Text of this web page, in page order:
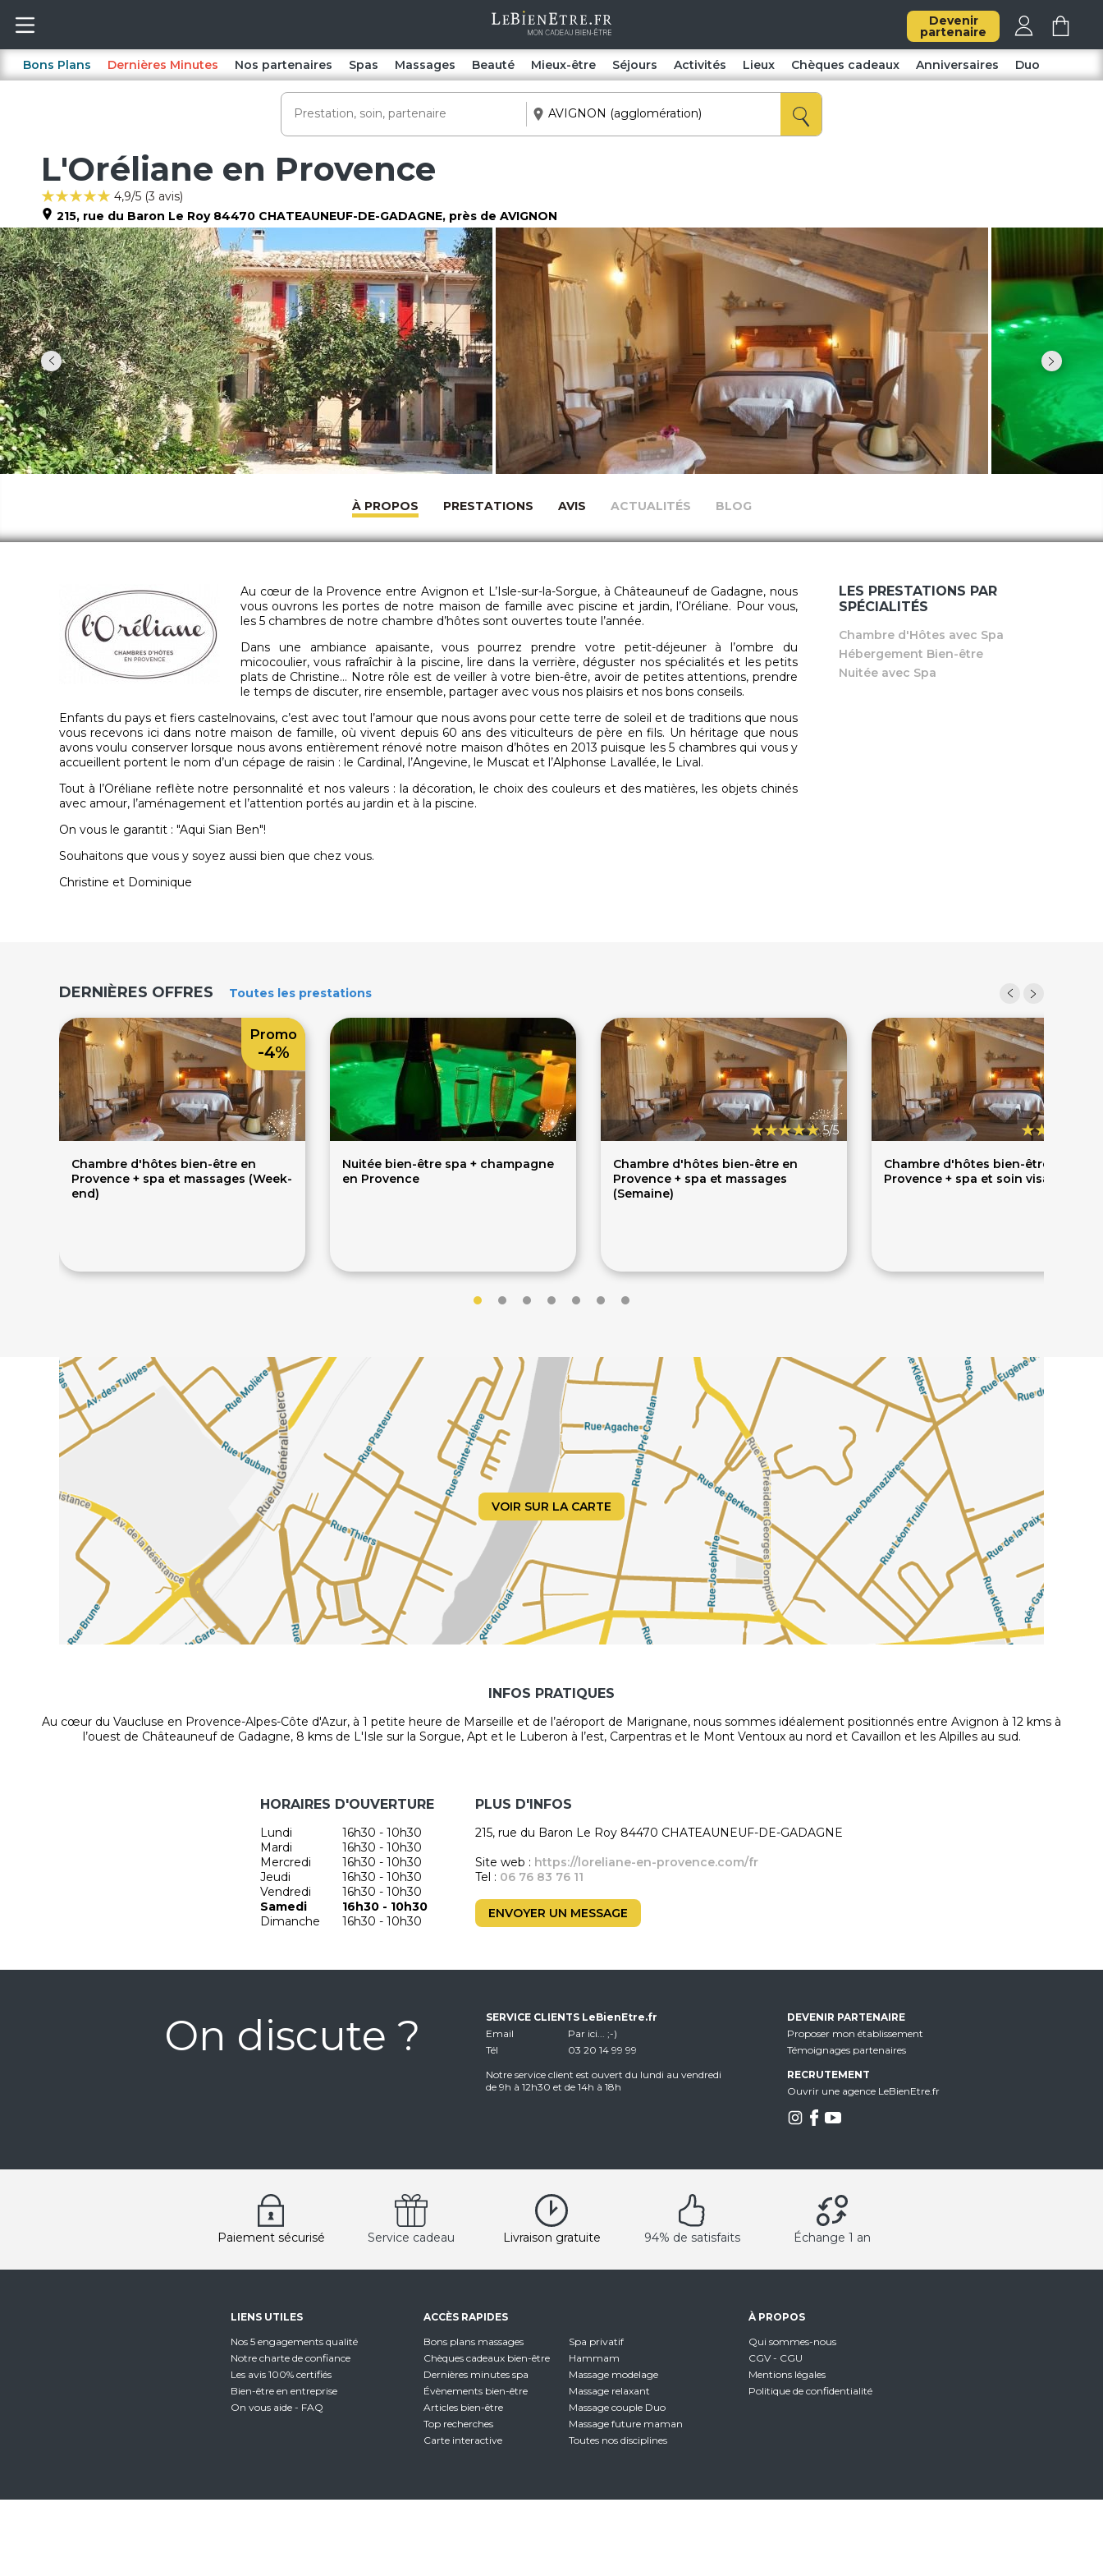
Devenir
partenaire
Bons Plans Dernières Minutes Nos partenaires Spas Massages Beauté Mieux-être Séjours Activités Lieux Chèques cadeaux Anniversaires Duo
L'Oréliane en Provence
4,9/5 (3 avis)
215, rue du Baron Le Roy 84470 CHATEAUNEUF-DE-GADAGNE, près de AVIGNON
À PROPOS PRESTATIONS AVIS ACTUALITÉS BLOG
Au cœur de la Provence entre Avignon et L’Isle-sur-la-Sorgue, à Châteauneuf de Gadagne, nous
vous ouvrons les portes de notre maison de famille avec piscine et jardin, l’Oréliane. Pour vous,
les 5 chambres de notre chambre d’hôtes sont ouvertes toute l’année.
Dans une ambiance apaisante, vous pourrez prendre votre petit-déjeuner à l’ombre du
micocoulier, vous rafraîchir à la piscine, lire dans la verrière, déguster nos spécialités et les petits
plats de Christine… Notre rôle est de veiller à votre bien-être, avoir de petites attentions, prendre
le temps de discuter, rire ensemble, partager avec vous nos plaisirs et nos bons conseils.
Enfants du pays et fiers castelnovains, c’est avec tout l’amour que nous avons pour cette terre de soleil et de traditions que nous
vous recevons ici dans notre maison de famille, où vivent depuis 60 ans des viticulteurs de père en fils. Un héritage que nous
avons voulu conserver lorsque nous avons entièrement rénové notre maison d’hôtes en 2013 puisque les 5 chambres qui vous y
accueillent portent le nom d’un cépage de raisin : le Cardinal, l’Angevine, le Muscat et l’Alphonse Lavallée, le Lival.
Tout à l’Oréliane reflète notre personnalité et nos valeurs : la décoration, le choix des couleurs et des matières, les objets chinés
avec amour, l’aménagement et l’attention portés au jardin et à la piscine.
On vous le garantit : "Aqui Sian Ben"!
Souhaitons que vous y soyez aussi bien que chez vous.
Christine et Dominique
LES PRESTATIONS PAR
SPÉCIALITÉS
Chambre d'Hôtes avec Spa
Hébergement Bien-être
Nuitée avec Spa
DERNIÈRES OFFRES Toutes les prestations
Chambre d'hôtes bien-être en
Provence + spa et massages (Week-
end)
Promo
-4%
Nuitée bien-être spa + champagne
en Provence
5/5
Chambre d'hôtes bien-être en
Provence + spa et massages
(Semaine)
Chambre d'hôtes bien-être en
Provence + spa et soin visage
VOIR SUR LA CARTE
INFOS PRATIQUES
Au cœur du Vaucluse en Provence-Alpes-Côte d'Azur, à 1 petite heure de Marseille et de l’aéroport de Marignane, nous sommes idéalement positionnés entre Avignon à 12 kms à
l’ouest de Châteauneuf de Gadagne, 8 kms de L'Isle sur la Sorgue, Apt et le Luberon à l’est, Carpentras et le Mont Ventoux au nord et Cavaillon et les Alpilles au sud.
HORAIRES D'OUVERTURE
Lundi
16h30 - 10h30
Mardi
16h30 - 10h30
Mercredi
16h30 - 10h30
Jeudi
16h30 - 10h30
Vendredi
16h30 - 10h30
Samedi
16h30 - 10h30
Dimanche
16h30 - 10h30
PLUS D'INFOS
215, rue du Baron Le Roy 84470 CHATEAUNEUF-DE-GADAGNE
Site web : https://loreliane-en-provence.com/fr
Tel : 06 76 83 76 11
ENVOYER UN MESSAGE
On discute ?
SERVICE CLIENTS LeBienEtre.fr
Email
Par ici... ;-)
Tél
03 20 14 99 99
Notre service client est ouvert du lundi au vendredi
de 9h à 12h30 et de 14h à 18h
DEVENIR PARTENAIRE
Proposer mon établissement
Témoignages partenaires
RECRUTEMENT
Ouvrir une agence LeBienEtre.fr
Paiement sécurisé Service cadeau Livraison gratuite 94% de satisfaits Échange 1 an
LIENS UTILES
Nos 5 engagements qualité
Notre charte de confiance
Les avis 100% certifiés
Bien-être en entreprise
On vous aide - FAQ
ACCÈS RAPIDES
Bons plans massages
Chèques cadeaux bien-être
Dernières minutes spa
Évènements bien-être
Articles bien-être
Top recherches
Carte interactive
Spa privatif
Hammam
Massage modelage
Massage relaxant
Massage couple Duo
Massage future maman
Toutes nos disciplines
À PROPOS
Qui sommes-nous
CGV - CGU
Mentions légales
Politique de confidentialité